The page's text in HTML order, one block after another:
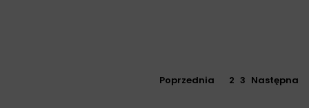
Poprzednia 2 3 Następna